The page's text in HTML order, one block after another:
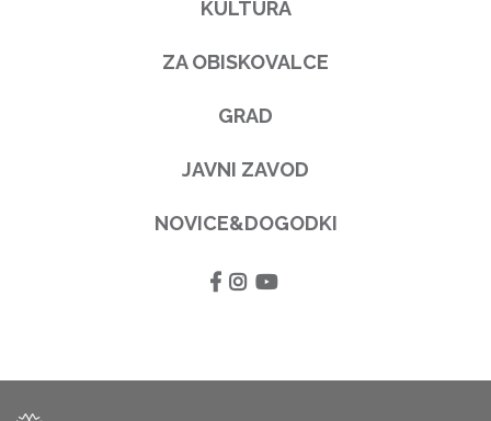
KULTURA
ZA OBISKOVALCE
GRAD
JAVNI ZAVOD
NOVICE&DOGODKI